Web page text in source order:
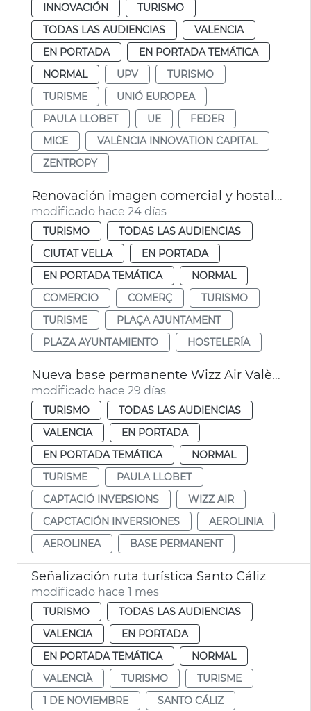
INNOVACIÓN
TURISMO
TODAS LAS AUDIENCIAS
VALENCIA
EN PORTADA
EN PORTADA TEMÁTICA
NORMAL
UPV
TURISMO
TURISME
UNIÓ EUROPEA
PAULA LLOBET
UE
FEDER
MICE
VALÈNCIA INNOVATION CAPITAL
ZENTROPY
Renovación imagen comercial y hostalera plaza Ayuntamiento
modificado hace 24 días
TURISMO
TODAS LAS AUDIENCIAS
CIUTAT VELLA
EN PORTADA
EN PORTADA TEMÁTICA
NORMAL
COMERCIO
COMERÇ
TURISMO
TURISME
PLAÇA AJUNTAMENT
PLAZA AYUNTAMIENTO
HOSTELERÍA
Nueva base permanente Wizz Air València
modificado hace 29 días
TURISMO
TODAS LAS AUDIENCIAS
VALENCIA
EN PORTADA
EN PORTADA TEMÁTICA
NORMAL
TURISME
PAULA LLOBET
CAPTACIÓ INVERSIONS
WIZZ AIR
CAPCTACIÓN INVERSIONES
AEROLINIA
AEROLINEA
BASE PERMANENT
Señalización ruta turística Santo Cáliz
modificado hace 1 mes
TURISMO
TODAS LAS AUDIENCIAS
VALENCIA
EN PORTADA
EN PORTADA TEMÁTICA
NORMAL
VALENCIÀ
TURISMO
TURISME
1 DE NOVIEMBRE
SANTO CÁLIZ